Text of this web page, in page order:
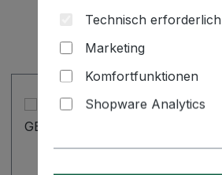
Technisch erforderlich
Marketing
Komfortfunktionen
Shopware Analytics